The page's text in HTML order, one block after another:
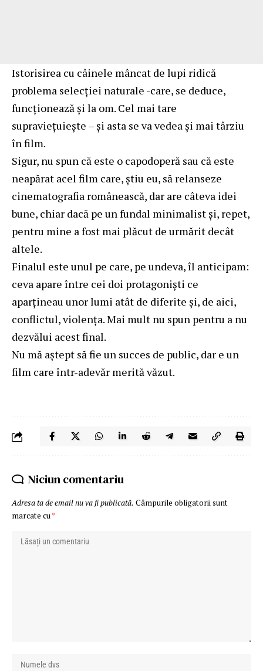
Istorisirea cu câinele mâncat de lupi ridică
problema selecţiei naturale -care, se deduce,
funcţionează şi la om. Cel mai tare
supravieţuieşte – şi asta se va vedea şi mai târziu
în film.
Sigur, nu spun că este o capodoperă sau că este
neapărat acel film care, ştiu eu, să relanseze
cinematografia românească, dar are câteva idei
bune, chiar dacă pe un fundal minimalist şi, repet,
pentru mine a fost mai plăcut de urmărit decât
altele.
Finalul este unul pe care, pe undeva, îl anticipam:
ceva apare între cei doi protagonişti ce
aparţineau unor lumi atât de diferite şi, de aici,
conflictul, violenţa. Mai mult nu spun pentru a nu
dezvălui acest final.
Nu mă aştept să fie un succes de public, dar e un
film care într-adevăr merită văzut.
Niciun comentariu
Adresa ta de email nu va fi publicată. Câmpurile obligatorii sunt
marcate cu*